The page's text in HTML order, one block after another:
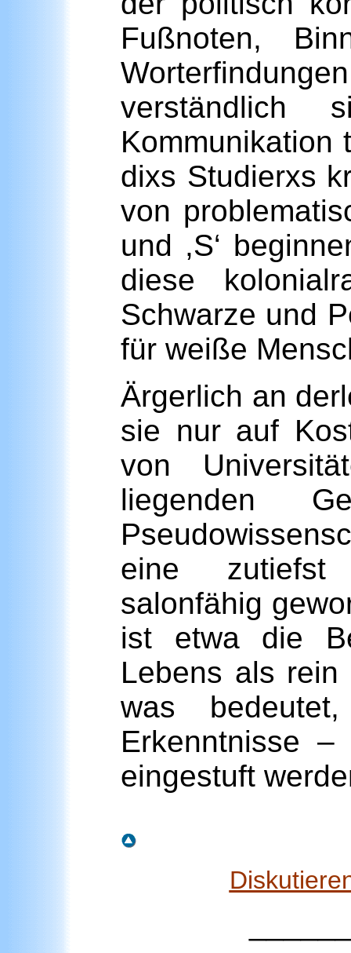
Fußnoten,
Kommunikation
dixs Studierxs
von
und ,S‘
diese
Schwarze und
für weiße
Ärgerlich an
sie nur auf
von
liegenden
eine zutiefst
salonfähig
ist etwa die
Lebens als rein
was
Erkenntnisse
eingestuft